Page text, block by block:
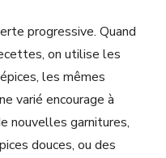
progressive. Quand
on utilise les
les mêmes
varié encourage à
nouvelles garnitures,
douces, ou des